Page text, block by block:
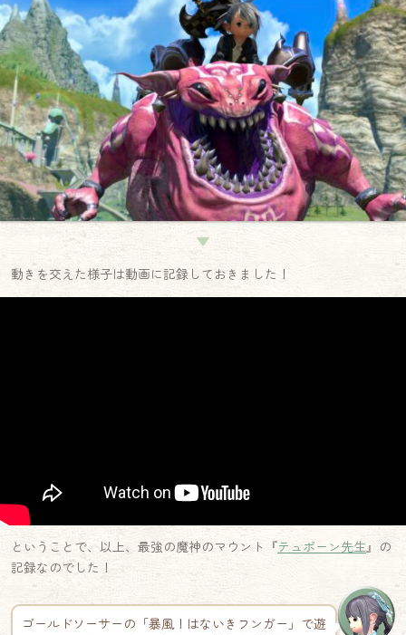
▼
動きを交えた様子は動画に記録しておきました！
ということで、以上、最強の魔神のマウント『テュポーン先生 』の
記録なのでした！
ゴールドソーサーの「暴風！はないきフンガー」で遊